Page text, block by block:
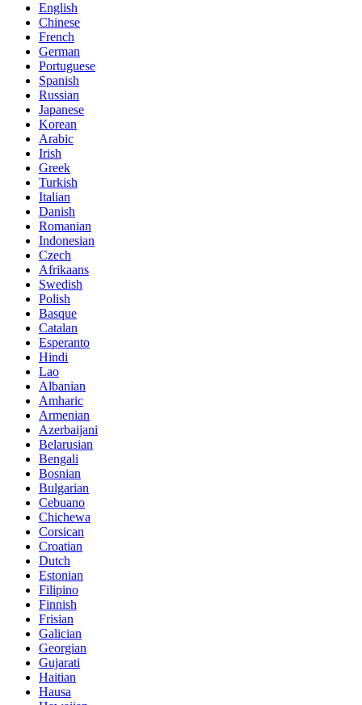
English
Chinese
French
German
Portuguese
Spanish
Russian
Japanese
Korean
Arabic
Irish
Greek
Turkish
Italian
Danish
Romanian
Indonesian
Czech
Afrikaans
Swedish
Polish
Basque
Catalan
Esperanto
Hindi
Lao
Albanian
Amharic
Armenian
Azerbaijani
Belarusian
Bengali
Bosnian
Bulgarian
Cebuano
Chichewa
Corsican
Croatian
Dutch
Estonian
Filipino
Finnish
Frisian
Galician
Georgian
Gujarati
Haitian
Hausa